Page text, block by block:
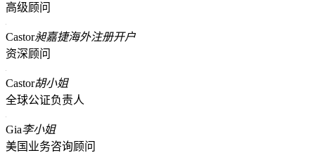
高级顾问
Castor昶嘉捷海外注册开户
资深顾问
Castor胡小姐
全球公证负责人
Gia李小姐
美国业务咨询顾问